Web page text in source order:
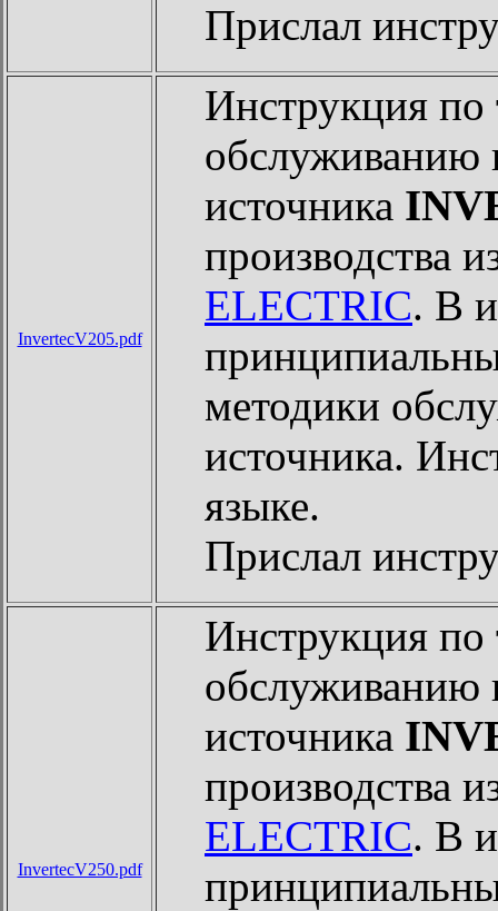
Прислал
InvertecV205.pdf
Инструкция по
обслуживанию
источника
производства
ELECTRIC. В
методики
источника.
языке.
Прислал
InvertecV250.pdf
Инструкция по
обслуживанию
источника
производства
ELECTRIC. В